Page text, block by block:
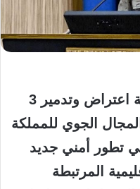
أعلنت وزارة الدفاع السعودية اعتراض وتدمير 3
الجوي للمملكة
في تطور أمني جديد
المرتبطة